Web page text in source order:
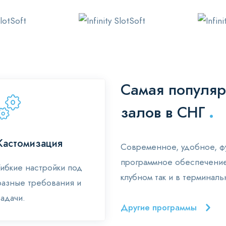
настройки под
требования и
Самая
залов в СНГ .
Современное, удобное,
программное
клубном так и в
Другие программы